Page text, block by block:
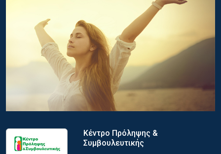
Κέντρο Πρόληψης &
Συμβουλευτικής